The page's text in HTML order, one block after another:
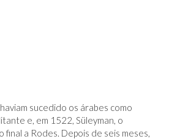
sucedido os árabes como
e, em 1522, Süleyman, o
final a Rodes. Depois de seis meses,